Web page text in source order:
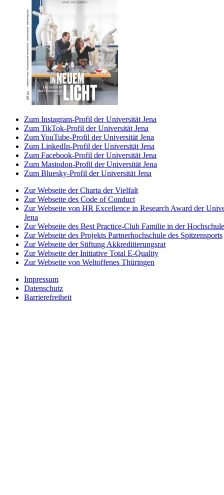
Zum Instagram-Profil der Universität Jena
Zum TikTok-Profil der Universität Jena
Zum YouTube-Profil der Universität Jena
Zum LinkedIn-Profil der Universität Jena
Zum Facebook-Profil der Universität Jena
Zum Mastodon-Profil der Universität Jena
Zum Bluesky-Profil der Universität Jena
Zur Webseite der Charta der Vielfalt
Zur Webseite des Code of Conduct
Zur Webseite von HR Excellence in Research Award der
Jena
Zur Webseite des Best Practice-Club Familie in der Hochschule
Zur Webseite des Projekts Partnerhochschule des Spitzensports
Zur Webseite der Stiftung Akkreditierungsrat
Zur Webseite der Initiative Total E-Quality
Zur Webseite von Weltoffenes Thüringen
Impressum
Datenschutz
Barrierefreiheit